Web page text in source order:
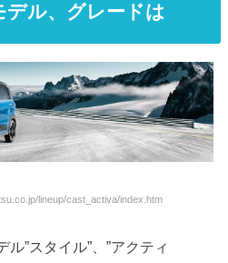
ル、グレードは
lineup/cast_activa/index.htm
”スタイル”、”アクティ